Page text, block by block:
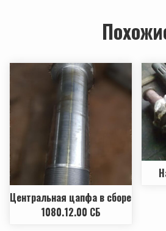
Центральная цапфа в сборе
1080.12.00 СБ